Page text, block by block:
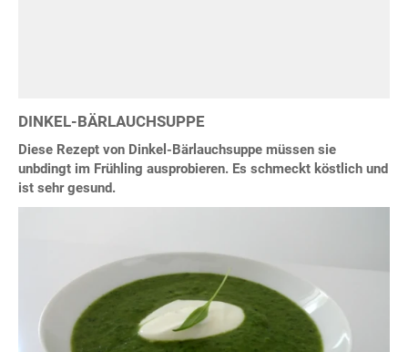
DINKEL-BÄRLAUCHSUPPE
Diese Rezept von Dinkel-Bärlauchsuppe müssen sie
unbdingt im Frühling ausprobieren. Es schmeckt köstlich und
ist sehr gesund.